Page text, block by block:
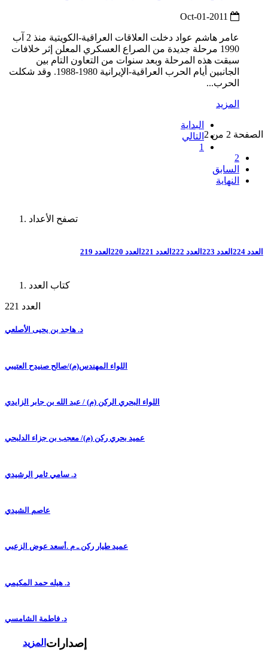
عامر هاشم عواد دخلت العلاقات العراقية-الكويتية منذ 2 آب
1990 مرحلة جديدة من الصراع العسكري المعلن إثر خلافات
سبقت هذه المرحلة وبعد سنوات من التعاون التام بين
الجانبين أيام الحرب العراقية-الإيرانية 1980-1988. وقد شكلت
الحرب...
المزيد
الصفحة 2 من 2
البداية
التالي
1
2
السابق
النهاية
تصفح الأعداد
العدد 224 العدد 223 العدد 222 العدد 221 العدد 220 العدد 219
كتاب العدد
العدد 221
د. هاجد بن يحيى الأصلعي
اللواء المهندس(م)/صالح صنيدح العتيبي
اللواء البحري الركن (م) / عبد الله بن جابر الزايدي
عميد بحري ركن (م)/ معجب بن جزاء الدلبحي
د. سامي ثامر الرشيدي
عاصم الشيدي
عميد طيار ركن ـ م .أسعد عوض الزعبي
د. هيله حمد المكيمي
د. فاطمة الشامسي
المزيد إصدارات